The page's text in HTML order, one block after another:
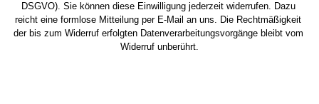
DSGVO). Sie können diese Einwilligung jederzeit widerrufen. Dazu
reicht eine formlose Mitteilung per E-Mail an uns. Die Rechtmäßigkeit
der bis zum Widerruf erfolgten Datenverarbeitungsvorgänge bleibt vom
Widerruf unberührt.